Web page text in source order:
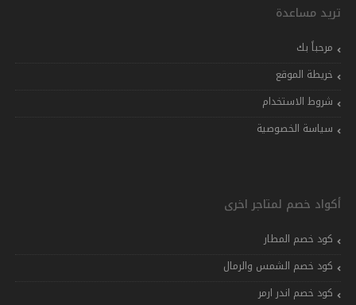
تريد مساعدة
مرحباً بك
خريطة الموقع
شروط الاستخدام
سياسة الخصوصية
أكواد خصم لمتاجر اخرى
كود خصم المطار
كود خصم الشمس والرمال
كود خصم اندر ارمر